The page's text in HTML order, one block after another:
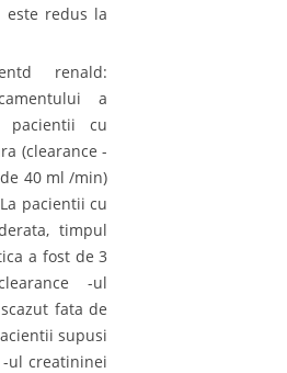
este redus la
renald:
a
pacientii cu
(clearance -
40 ml /min)
pacientii cu
timpul
a fost de 3
-ul
fata de
supusi
-ul creatininei